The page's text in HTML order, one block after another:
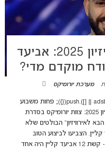
הכוכב הבא לאירוויזיון 2025: אביעד
מוקדם מדי?
מערכת יורומיקס
(adsbygoogle = window.adsbygoogle || []).push({}); פחות משבוע
לגמר הגדול של הכוכב הבא לאירוויזיון 2025: צוות יורומיקס בסדרת
לאירוויזיון" הבולטים שלא
הצביעו לביצוע הטוב
ביותר של אביעד העונה! צילום מסך - קשת 12 אביעד קליין היה אחד